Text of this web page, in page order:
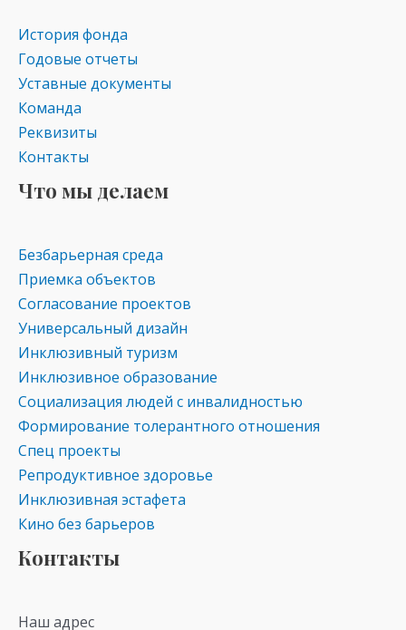
История фонда
Годовые отчеты
Уставные документы
Команда
Реквизиты
Контакты
Что мы делаем
Безбарьерная среда
Приемка объектов
Согласование проектов
Универсальный дизайн
Инклюзивный туризм
Инклюзивное образование
Социализация людей с инвалидностью
Формирование толерантного отношения
Спец проекты
Репродуктивное здоровье
Инклюзивная эстафета
Кино без барьеров
Контакты
Наш адрес